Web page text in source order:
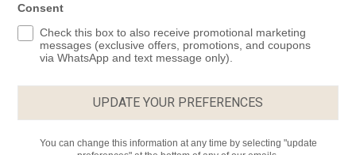
Consent
Check this box to also receive promotional marketing
messages (exclusive offers, promotions, and coupons
via WhatsApp and text message only).
UPDATE YOUR PREFERENCES
You can change this information at any time by selecting "update